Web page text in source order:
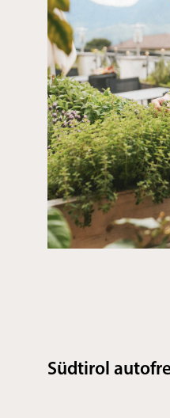
Südtirol